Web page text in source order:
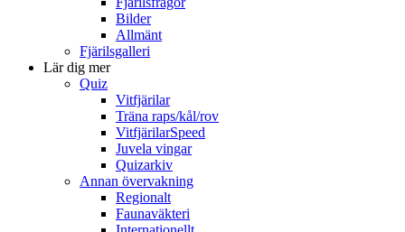
Bilder
Allmänt
Fjärilsgalleri
Lär dig mer
Quiz
Vitfjärilar
Träna raps/kål/rov
VitfjärilarSpeed
Juvela vingar
Quizarkiv
Annan övervakning
Regionalt
Faunaväkteri